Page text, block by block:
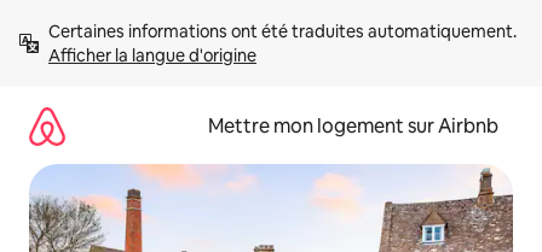
directement
Afficher la langue d'origine
Mettre mon logement sur Airbnb